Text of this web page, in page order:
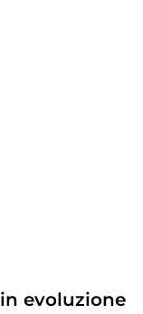
evoluzione